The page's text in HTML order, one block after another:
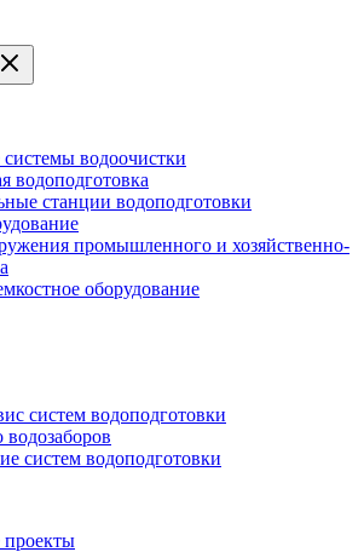
водоочистки
водоподготовка
станции водоподготовки
промышленного и хозяйственно-
оборудование
систем водоподготовки
водозаборов
систем водоподготовки